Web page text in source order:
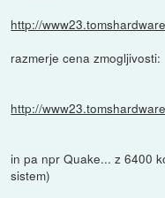
http://
razmerje cena zmogljivosti:
http://
in pa npr Quake... z 6400
sistem)